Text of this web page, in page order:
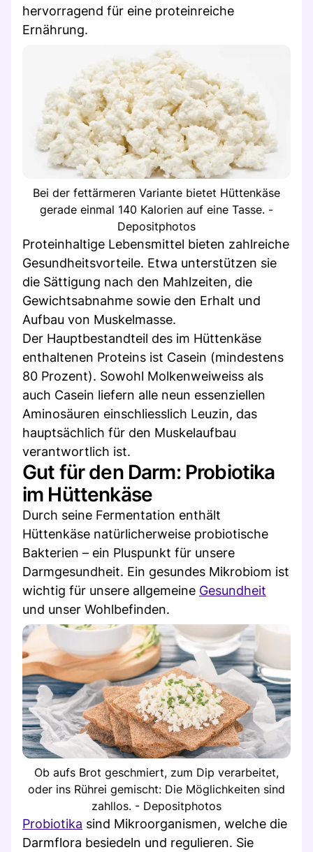
hervorragend für eine proteinreiche
Ernährung.
Bei der fettärmeren Variante bietet Hüttenkäse
gerade einmal 140 Kalorien auf eine Tasse. -
Depositphotos
Proteinhaltige Lebensmittel bieten zahlreiche
Gesundheitsvorteile. Etwa unterstützen sie
die Sättigung nach den Mahlzeiten, die
Gewichtsabnahme sowie den Erhalt und
Aufbau von Muskelmasse.
Der Hauptbestandteil des im Hüttenkäse
enthaltenen Proteins ist Casein (mindestens
80 Prozent). Sowohl Molkenweiweiss als
auch Casein liefern alle neun essenziellen
Aminosäuren einschliesslich Leuzin, das
hauptsächlich für den Muskelaufbau
verantwortlich ist.
Gut für den Darm: Probiotika
im Hüttenkäse
Durch seine Fermentation enthält
Hüttenkäse natürlicherweise probiotische
Bakterien – ein Pluspunkt für unsere
Darmgesundheit. Ein gesundes Mikrobiom ist
wichtig für unsere allgemeine Gesundheit
und unser Wohlbefinden.
Ob aufs Brot geschmiert, zum Dip verarbeitet,
oder ins Rührei gemischt: Die Möglichkeiten sind
zahllos. - Depositphotos
Probiotika sind Mikroorganismen, welche die
Darmflora besiedeln und regulieren. Sie